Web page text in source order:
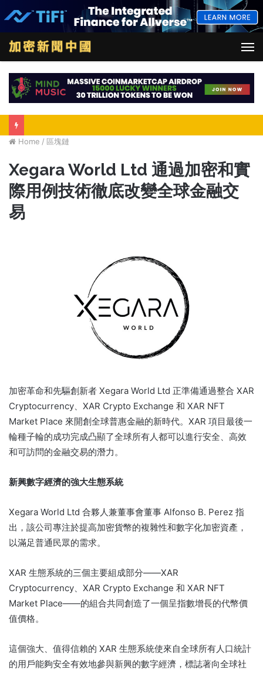
Home / 區塊鏈
Xegara World Ltd 通過加密和實
際用例技術徹底改變全球金融交
易
加密革命和先驅創新者 Xegara World Ltd 正準備通過整合 XAR
Cryptocurrency、XAR Crypto Exchange 和 XAR NFT
Market Place 來開創全球普惠金融的新時代。 XAR 項目最後一
輪種子輪的成功完成凸顯了全球所有人都可以進行安全、高效
和可訪問的金融交易的潛力。
新興數字經濟的強大生態系統
Xegara World Ltd 合夥人兼董事會董事 Alfonso B. Perez 指
出，該公司專注於提高加密貨幣的複雜性和數字化加密資產，
以滿足普通民眾的需求。
XAR 生態系統的三個主要組成部分——XAR
Cryptocurrency、XAR Crypto Exchange 和 XAR NFT
Market Place——的組合共同創造了一個呈指數增長的代幣價
值價格。
這個強大、值得信賴的 XAR 生態系統使來自全球所有人口統計
的用戶能夠安全有效地參與新興的數字經濟，標誌著向全球社